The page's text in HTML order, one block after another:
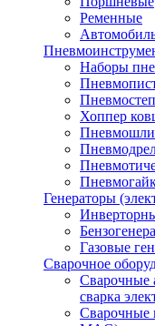
Ременные
Наборы
Хоппер
Генераторы
Газовые
Сварочное
Сварочные
сварка
Сварочные